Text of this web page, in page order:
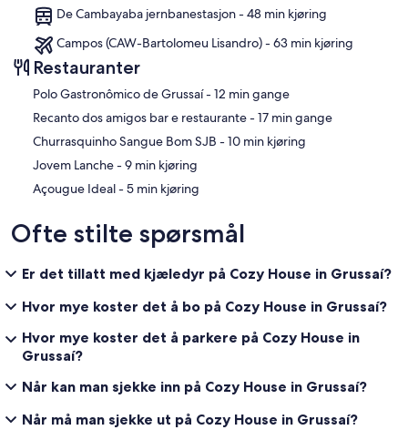
De Cambayaba jernbanestasjon - 48 min kjøring
Campos (CAW-Bartolomeu Lisandro) - 63 min kjøring
Restauranter
‪Polo Gastronômico de Grussaí - ‬12 min gange
‪Recanto dos amigos bar e restaurante - ‬17 min gange
‪Churrasquinho Sangue Bom SJB - ‬10 min kjøring
‪Jovem Lanche - ‬9 min kjøring
‪Açougue Ideal - ‬5 min kjøring
Ofte stilte spørsmål
Er det tillatt med kjæledyr på Cozy House in Grussaí?
Hvor mye koster det å bo på Cozy House in Grussaí?
Hvor mye koster det å parkere på Cozy House in
Grussaí?
Når kan man sjekke inn på Cozy House in Grussaí?
Når må man sjekke ut på Cozy House in Grussaí?